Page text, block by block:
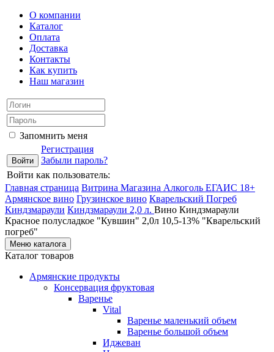
О компании
Каталог
Оплата
Доставка
Контакты
Как купить
Наш магазин
Запомнить меня
Регистрация
Забыли пароль?
Войти как пользователь:
Главная страница Витрина Магазина Алкоголь ЕГАИС 18+
Армянское вино Грузинское вино Кварельский Погреб
Киндзмараули Киндзмараули 2,0 л. Вино Киндзмараули
Красное полусладкое "Кувшин" 2,0л 10,5-13% "Кварельский
погреб"
Меню каталога
Каталог товаров
Армянские продукты
Консервация фруктовая
Варенье
Vital
Варенье маленький объем
Варенье большой объем
Иджеван